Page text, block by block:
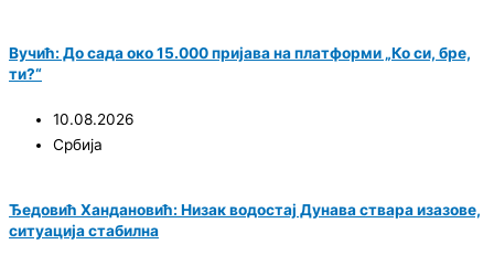
Вучић: До сада око 15.000 пријава на платформи „Ко си, бре,
ти?“
10.08.2026
Србија
Ђедовић Хандановић: Низак водостај Дунава ствара изазове,
ситуација стабилна